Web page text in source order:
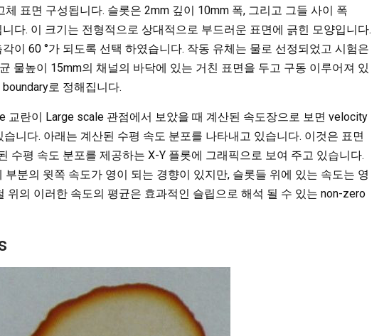
표면 구성됩니다. 슬롯은 2mm 깊이 10mm 폭, 그리고 그들 사이 폭
다. 이 크기는 전형적으로 상대적으로 부드러운 표면에 긁힌 모양입니다.
이 60 °가 되도록 선택 하였습니다. 작동 유체는 물로 선정되었고 시험은
물높이 15mm의 채널의 바닥에 있는 거친 표면을 두고 구동 이루어져 있
로 정해집니다.
교란이 Large scale 관점에서 보았을 때 계산된 속도장으로 보면 velocity
니다. 아래는 계산된 수평 속도 분포를 나타내고 있습니다. 이것은 표면
수평 속도 분포를 제공하는 X-Y 플롯에 그래픽으로 보여 주고 있습니다.
분의 윗쪽 속도가 영이 되는 경향이 있지만, 슬롯들 위에 있는 속도는 영
위의 이러한 속도의 평균은 효과적인 슬립으로 해석 될 수 있는 non-zero